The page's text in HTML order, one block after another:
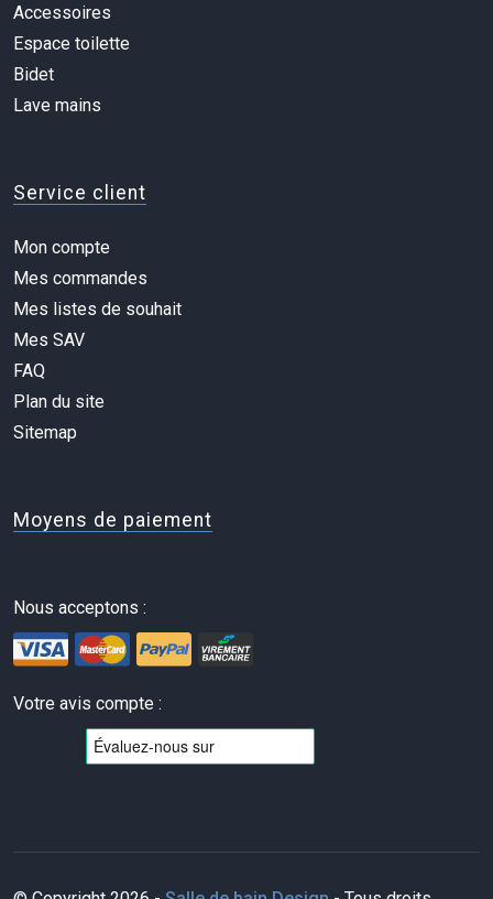
Accessoires
Espace toilette
Bidet
Lave mains
Service client
Mon compte
Mes commandes
Mes listes de souhait
Mes SAV
FAQ
Plan du site
Sitemap
Moyens de paiement
Nous acceptons :
Votre avis compte :